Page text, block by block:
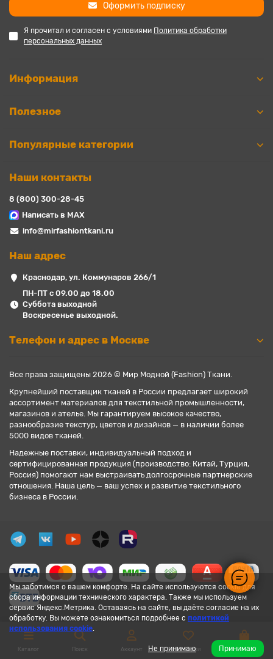
Мы заботимся о вашем комфорте. На сайте используются cookie для
сбора информации технического характера. Также мы используем
сервис Яндекс.Метрика. Оставаясь на сайте, вы даёте согласие на их
обработку. Вы можете ознакомиться подробнее с политикой
использования cookie.
Не принимаю Принимаю
Оформить подписку
Я прочитал и согласен с условиями Политика обработки
персональных данных
Информация
Полезное
Популярные категории
Наши контакты
8 (800) 300-28-45
Написать в MAX
info@mirfashiontkani.ru
Наш адрес
Краснодар, ул. Коммунаров 266/1
ПН-ПТ с 09.00 до 18.00
Суббота выходной
Воскресенье выходной.
Телефон и адрес в Москве
Все права защищены 2026 © Мир Модной (Fashion) Ткани.
Крупнейший поставщик тканей в России предлагает широкий
ассортимент материалов для текстильной промышленности,
магазинов и ателье. Мы гарантируем высокое качество,
разнообразие текстур, цветов и дизайнов — в наличии более
5000 видов тканей.
Надежные поставки, индивидуальный подход и
сертифицированная продукция (производство: Китай, Турция,
Россия) помогают нам выстраивать долгосрочные партнерские
отношения. Наша цель — ваш успех и развитие текстильного
бизнеса в России.
Каталог Поиск Аккаунт Закладки Корзина